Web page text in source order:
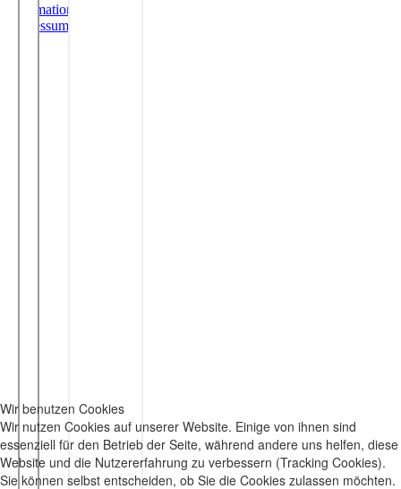
Wir benutzen Cookies
Wir nutzen Cookies auf unserer Website. Einige von ihnen sind
essenziell für den Betrieb der Seite, während andere uns helfen, diese
Website und die Nutzererfahrung zu verbessern (Tracking Cookies).
Sie können selbst entscheiden, ob Sie die Cookies zulassen möchten.